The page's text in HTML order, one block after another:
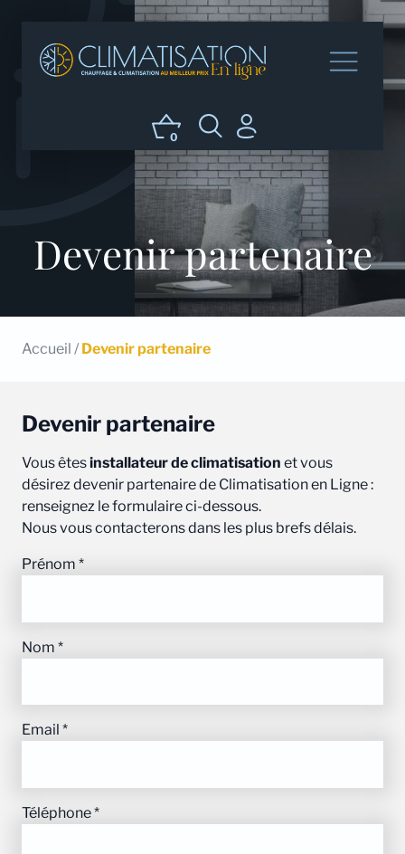
0
Devenir partenaire
Accueil / Devenir partenaire
Devenir partenaire
Vous êtesinstallateur de climatisation et vous
désirez devenir partenaire de Climatisation en Ligne :
renseignez le formulaire ci-dessous.
Nous vous contacterons dans les plus brefs délais.
Prénom *
Nom *
Email *
Téléphone*